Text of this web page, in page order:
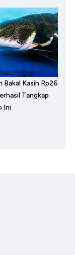
Bakal Kasih Rp26
Tangkap
Ini